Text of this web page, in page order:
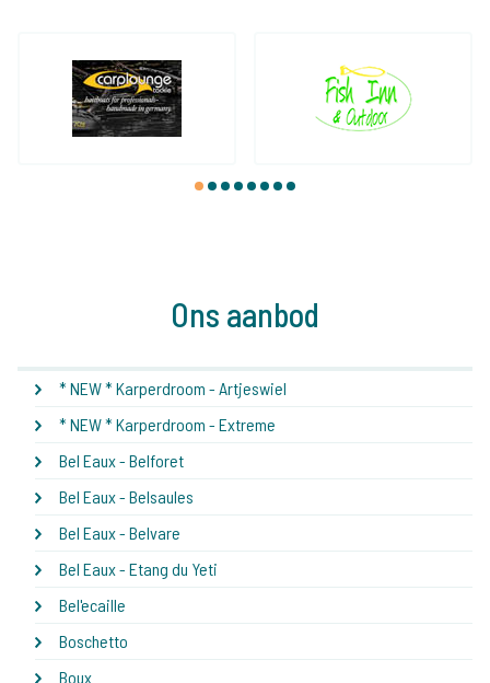
1 2 3 4 5 6 7 8
Ons aanbod
* NEW * Karperdroom - Artjeswiel
* NEW * Karperdroom - Extreme
Bel Eaux - Belforet
Bel Eaux - Belsaules
Bel Eaux - Belvare
Bel Eaux - Etang du Yeti
Bel'ecaille
Boschetto
Boux